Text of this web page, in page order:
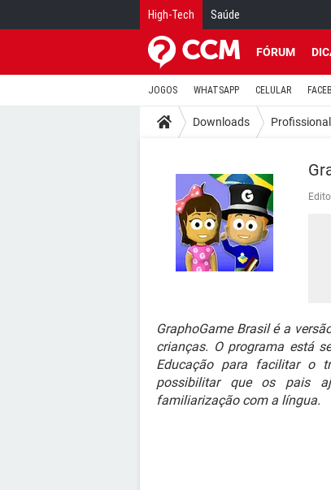
High-Tech Saúde
FÓRUM
JOGOS WHATSAPP CELULAR
Downloads Profissional
GraphoGame Brasil é a
crianças. O programa está
Educação para facilitar o
possibilitar que os pais
familiarização com a língua.